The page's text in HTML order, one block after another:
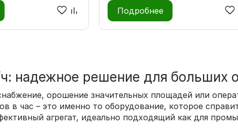
Подробнее
надежное решение для больших
орошение значительных площадей или
в час – это именно то оборудование, которое
агрегат, идеально подходящий как для